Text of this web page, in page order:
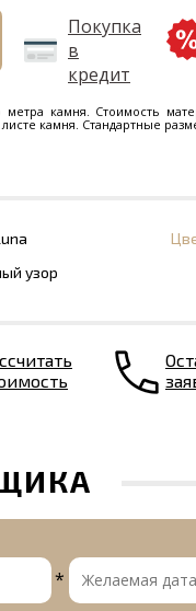
Покупка
в
кредит
метра камня. Стоимость
камня. Стандартные
узор
*